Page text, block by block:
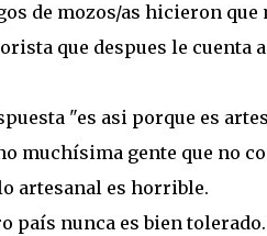
de mozos/as hicieron
que despues le cuenta
"es asi porque es
muchísima gente que no
artesanal es horrible.
país nunca es bien